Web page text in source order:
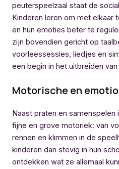
peuterspeelzaal staat de
Kinderen leren om met elkaar
en hun emoties beter te
zijn bovendien gericht op
voorleessessies, liedjes en
een begin in het uitbreiden
Motorische en
Naast praten en
fijne en grove motoriek: van
rennen en klimmen in de
kinderen dan stevig in hun
ontdekken wat ze allemaal